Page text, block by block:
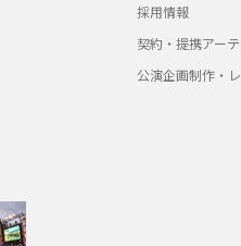
採用情報
契約・提携アー
公演企画制作・